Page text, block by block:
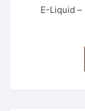
E-Liquid